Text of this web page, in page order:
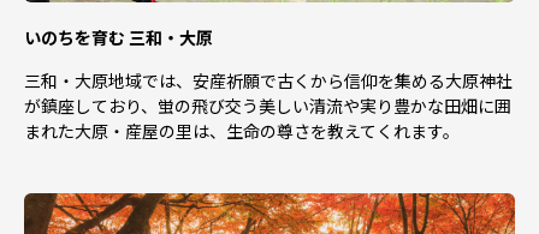
いのちを育む 三和・大原
三和・大原地域では、安産祈願で古くから信仰を集める大原神社
が鎮座しており、蛍の飛び交う美しい清流や実り豊かな田畑に囲
まれた大原・産屋の里は、生命の尊さを教えてくれます。